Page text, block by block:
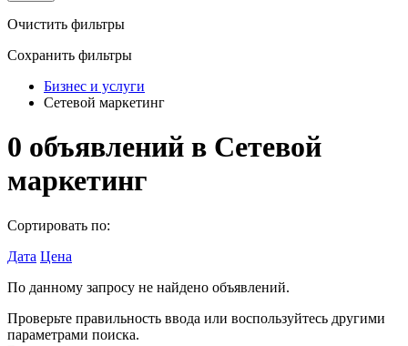
Очистить фильтры
Сохранить фильтры
Бизнес и услуги
Сетевой маркетинг
0 объявлений в Сетевой
маркетинг
Сортировать по:
Дата Цена
По данному запросу не найдено объявлений.
Проверьте правильность ввода или воспользуйтесь другими
параметрами поиска.